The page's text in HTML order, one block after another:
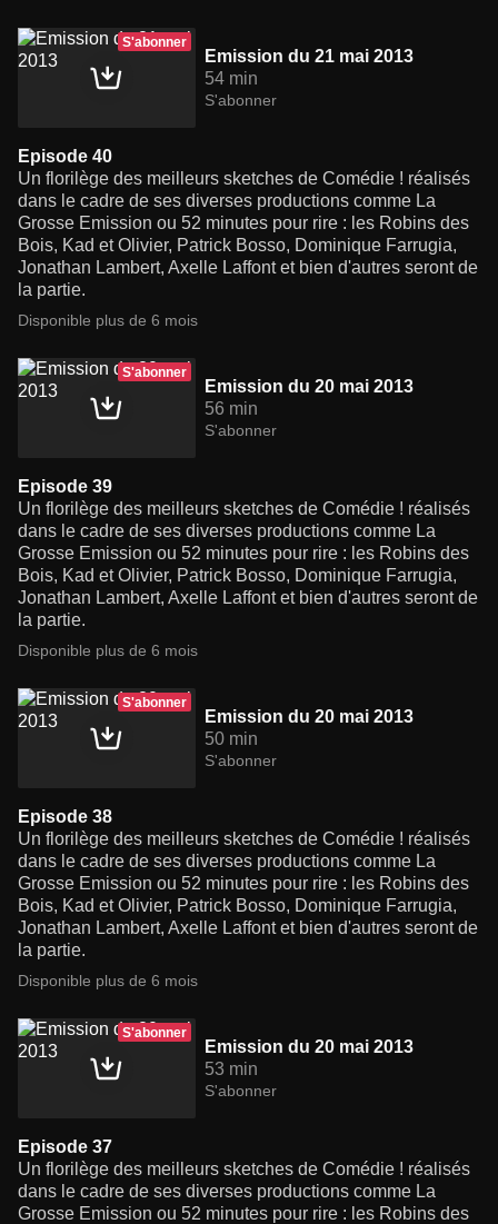
S'abonner
Emission du 21 mai 2013
54 min
S'abonner
Episode 40
Un florilège des meilleurs sketches de Comédie ! réalisés
dans le cadre de ses diverses productions comme La
Grosse Emission ou 52 minutes pour rire : les Robins des
Bois, Kad et Olivier, Patrick Bosso, Dominique Farrugia,
Jonathan Lambert, Axelle Laffont et bien d'autres seront de
la partie.
Disponible plus de 6 mois
S'abonner
Emission du 20 mai 2013
56 min
S'abonner
Episode 39
Un florilège des meilleurs sketches de Comédie ! réalisés
dans le cadre de ses diverses productions comme La
Grosse Emission ou 52 minutes pour rire : les Robins des
Bois, Kad et Olivier, Patrick Bosso, Dominique Farrugia,
Jonathan Lambert, Axelle Laffont et bien d'autres seront de
la partie.
Disponible plus de 6 mois
S'abonner
Emission du 20 mai 2013
50 min
S'abonner
Episode 38
Un florilège des meilleurs sketches de Comédie ! réalisés
dans le cadre de ses diverses productions comme La
Grosse Emission ou 52 minutes pour rire : les Robins des
Bois, Kad et Olivier, Patrick Bosso, Dominique Farrugia,
Jonathan Lambert, Axelle Laffont et bien d'autres seront de
la partie.
Disponible plus de 6 mois
S'abonner
Emission du 20 mai 2013
53 min
S'abonner
Episode 37
Un florilège des meilleurs sketches de Comédie ! réalisés
dans le cadre de ses diverses productions comme La
Grosse Emission ou 52 minutes pour rire : les Robins des